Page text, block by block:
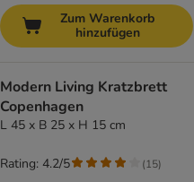
Zum Warenkorb
hinzufügen
Modern Living Kratzbrett
Copenhagen
L 45 x B 25 x H 15 cm
Rating: 4.2/5 (15)